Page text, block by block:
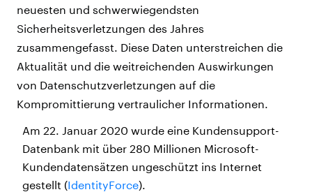
neuesten und schwerwiegendsten
Sicherheitsverletzungen des Jahres
zusammengefasst. Diese Daten unterstreichen die
Aktualität und die weitreichenden Auswirkungen
von Datenschutzverletzungen auf die
Kompromittierung vertraulicher Informationen.
Am 22. Januar 2020 wurde eine Kundensupport-
Datenbank mit über 280 Millionen Microsoft-
Kundendatensätzen ungeschützt ins Internet
gestellt (IdentityForce).